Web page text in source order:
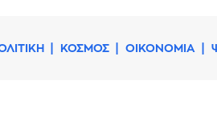
ΚΟΣΜΟΣ ΟΙΚΟΝΟΜΙΑ